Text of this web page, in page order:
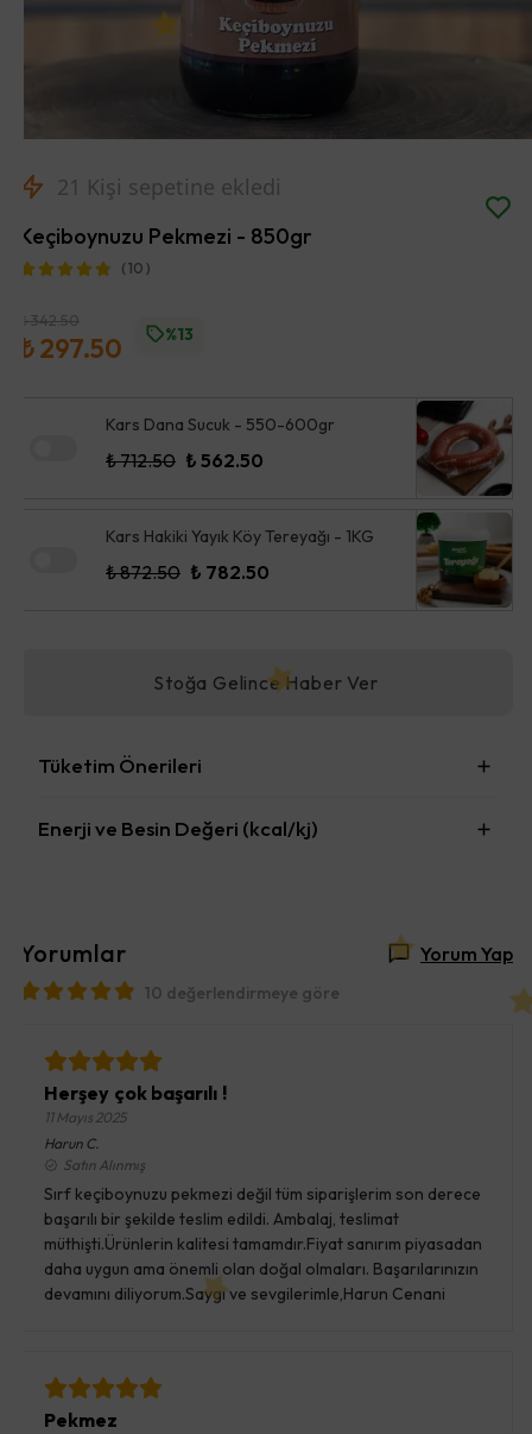
21 Kişi sepetine ekledi
Keçiboynuzu Pekmezi - 850gr
( 10 )
₺ 342.50
₺ 297.50 %13
Kars Dana Sucuk - 550-600gr
₺ 712.50 ₺ 562.50
Kars Hakiki Yayık Köy Tereyağı - 1KG
₺ 872.50 ₺ 782.50
Stoğa Gelince Haber Ver
Tüketim Önerileri
Enerji ve Besin Değeri (kcal/kj)
Yorumlar Yorum Yap
10 değerlendirmeye göre
Herşey çok başarılı !
11 Mayıs 2025
Harun C.
Satın Alınmış
Sırf keçiboynuzu pekmezi değil tüm siparişlerim son derece
başarılı bir şekilde teslim edildi. Ambalaj, teslimat
müthişti.Ürünlerin kalitesi tamamdır.Fiyat sanırım piyasadan
daha uygun ama önemli olan doğal olmaları. Başarılarınızın
devamını diliyorum.Saygı ve sevgilerimle,Harun Cenani
Pekmez